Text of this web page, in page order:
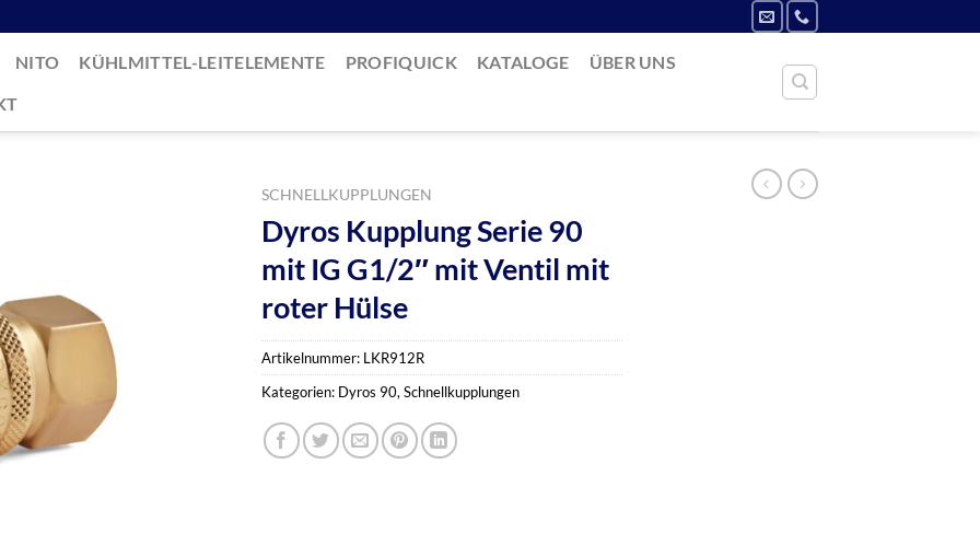
NITO KÜHLMITTEL-LEITELEMENTE PROFIQUICK KATALOGE
ÜBER UNS
SCHNELLKUPPLUNGEN
Dyros Kupplung Serie 90
mit IG G1/2″ mit Ventil mit
roter Hülse
Artikelnummer: LKR912R
Kategorien: Dyros 90,Schnellkupplungen